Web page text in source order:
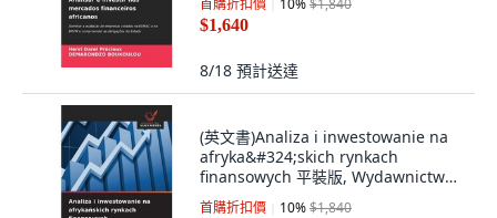
首購折扣價 10%$1,840
$1,640
8/18 預計送達
(英文書)Analiza i inwestowanie na
afryka&#324;skich rynkach
finansowych 平裝版, Wydawnictwo
Nasza Wiedza, 英文
首購折扣價 10%$1,840